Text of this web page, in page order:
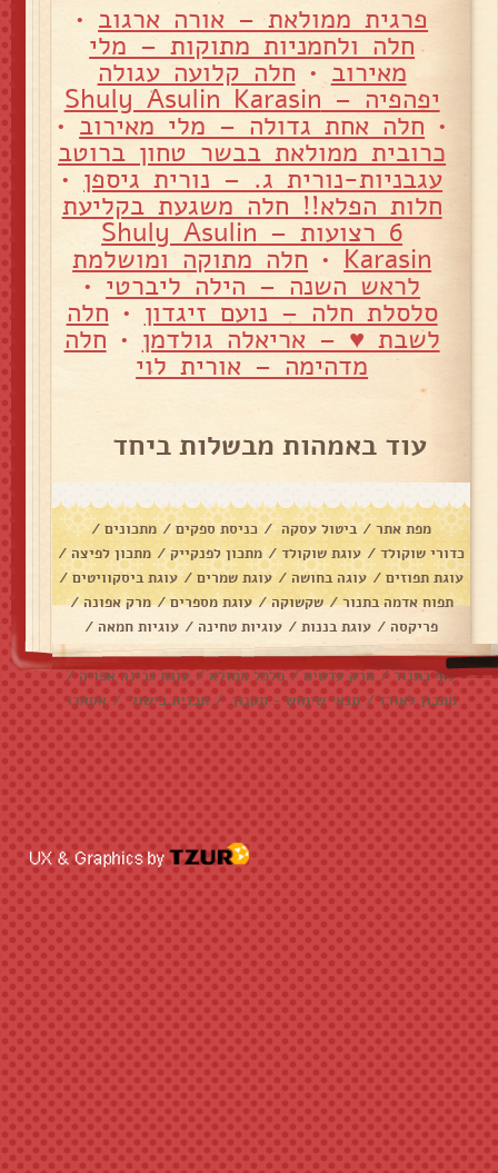
פרגית ממולאת – אורה ארגוב •
חלה ולחמניות מתוקות – מלי
מאירוב • חלה קלועה עגולה
יפהפיה – Shuly Asulin Karasin
• חלה אחת גדולה – מלי מאירוב •
כרובית ממולאת בבשר טחון ברוטב
עגבניות-נורית ג. – נורית גיספן •
חלות הפלא!! חלה משגעת בקליעת
6 רצועות – Shuly Asulin
Karasin
• חלה מתוקה ומושלמת
לראש השנה – הילה ליברטי •
סלסלת חלה – נועם זיגדון • חלה
לשבת ♥️ – אריאלה גולדמן • חלה
מדהימה – אורית לוי
עוד באמהות מבשלות ביחד
מפת אתר/ ביטול עסקה/ כניסת ספקים/ מתכונים /
כדורי שוקולד / עוגת שוקולד / מתכון לפנקייק / מתכון לפיצה/
עוגת תפוזים / עוגה בחושה / עוגת שמרים / עוגת ביסקוויטים/
תפוח אדמה בתנור/ שקשוקה/ עוגת מספרים/ מרק אפונה/
פריקסה / עוגת בננות / עוגיות טחינה / עוגיות חמאה /
עוגיות שוקולד צ׳יפס/ אלפחורס/ בראוניז/ דג מרוקאי/
עוף בתנור / מרק עדשים / פלפל ממולא / עוגת גבינה אפויה /
מתכון לאורז / תנאי שימוש - תקנון / תכנית בישול / אסאדו